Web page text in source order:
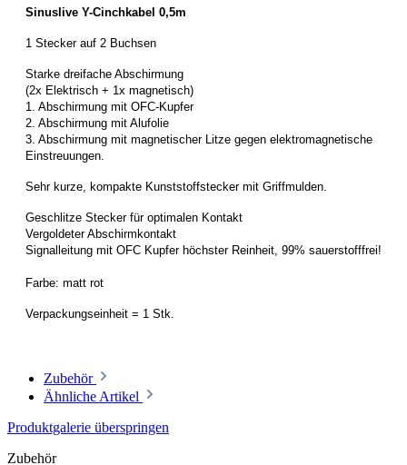
Sinuslive Y-Cinchkabel 0,5m
1 Stecker auf 2 Buchsen
Starke dreifache Abschirmung
(2x Elektrisch + 1x magnetisch)
1. Abschirmung mit OFC-Kupfer
2. Abschirmung mit Alufolie
3. Abschirmung mit magnetischer Litze gegen elektromagnetische
Einstreuungen.
Sehr kurze, kompakte Kunststoffstecker mit Griffmulden.
Geschlitze Stecker für optimalen Kontakt
Vergoldeter Abschirmkontakt
Signalleitung mit OFC Kupfer höchster Reinheit, 99% sauerstofffrei!
Farbe: matt rot
Verpackungseinheit = 1 Stk.
Zubehör
Ähnliche Artikel
Produktgalerie überspringen
Zubehör